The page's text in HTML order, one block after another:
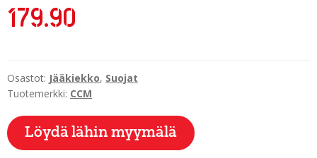
179.90
Osastot: Jääkiekko, Suojat
Tuotemerkki: CCM
Löydä lähin myymälä